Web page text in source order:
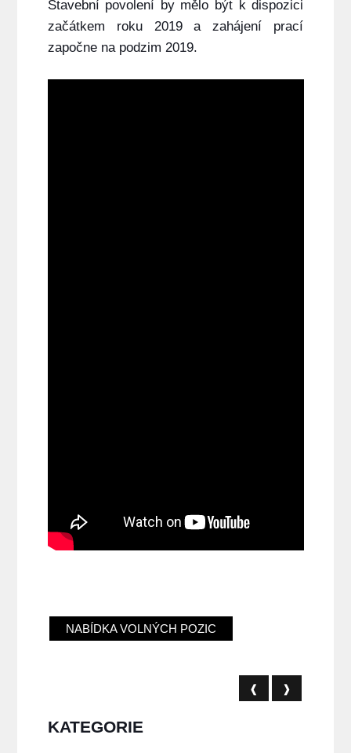
Stavební povolení by mělo být k dispozici
začátkem roku 2019 a zahájení prací
započne na podzim 2019.
NABÍDKA VOLNÝCH POZIC
❰ ❱
KATEGORIE